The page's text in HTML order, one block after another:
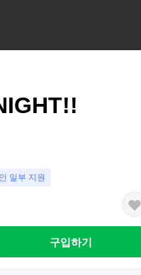
일부 지원
구입하기